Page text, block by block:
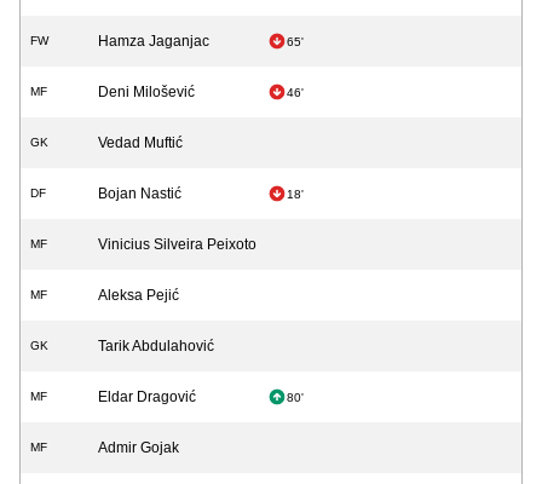
FW Hamza Jaganjac 65'
MF Deni Milošević 46'
GK Vedad Muftić
DF Bojan Nastić 18'
MF Vinicius Silveira Peixoto
MF Aleksa Pejić
GK Tarik Abdulahović
MF Eldar Dragović 80'
MF Admir Gojak